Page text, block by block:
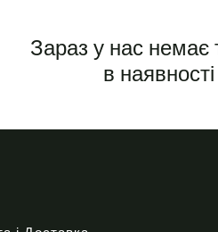
Зараз у нас немає
в наявності